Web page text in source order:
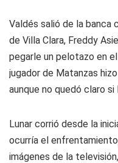
Valdés salió de la banca
de Villa Clara, Freddy
pegarle un pelotazo en
jugador de Matanzas
aunque no quedó claro
Lunar corrió desde la
ocurría el
imágenes de la